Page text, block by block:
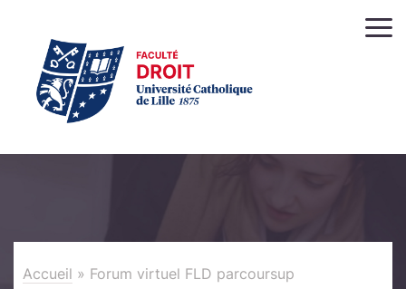
Accueil » Forum virtuel FLD parcoursup